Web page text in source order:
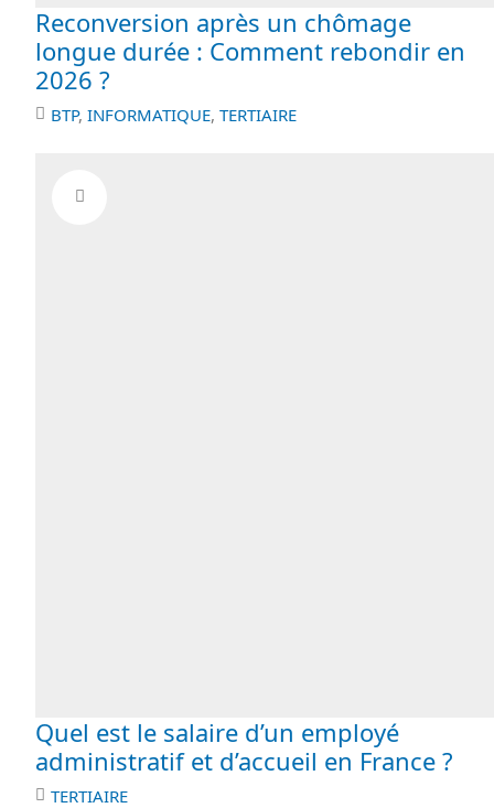
Reconversion après un chômage
longue durée : Comment rebondir en
2026 ?
BTP, INFORMATIQUE, TERTIAIRE
Quel est le salaire d’un employé
administratif et d’accueil en France ?
TERTIAIRE